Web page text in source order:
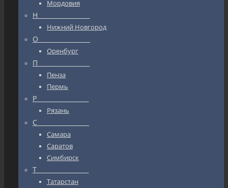
Мордовия
Н_________________
Нижний Новгород
О_________________
Оренбург
П_________________
Пенза
Пермь
Р_________________
Рязань
С_________________
Самара
Саратов
Симбирск
Т_________________
Татарстан